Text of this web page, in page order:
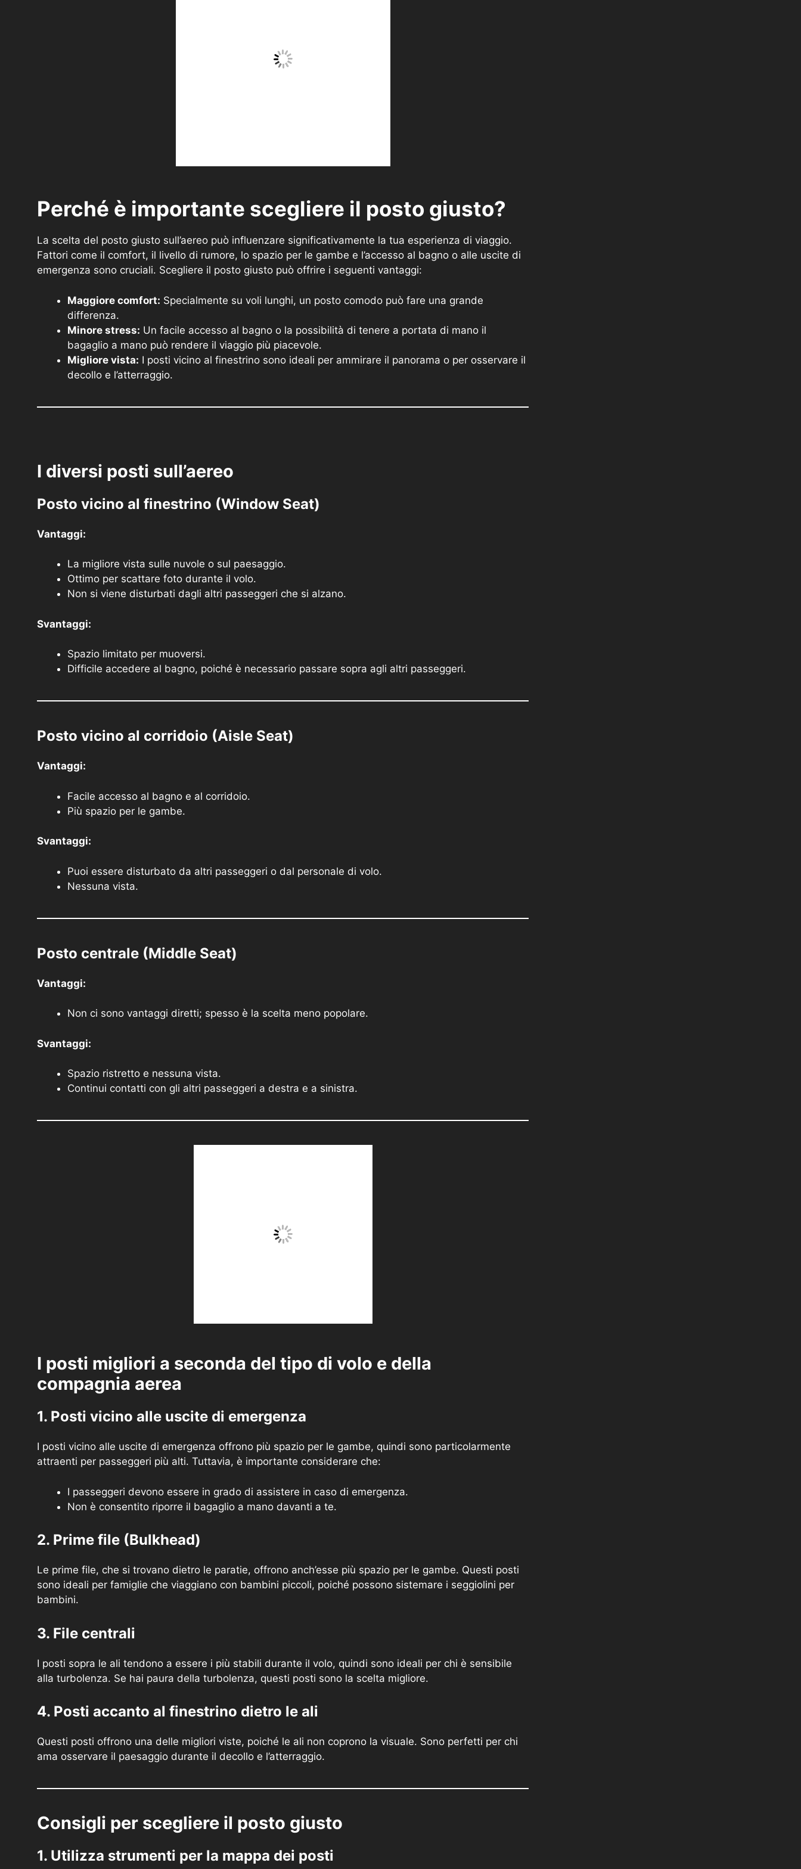
Perché è importante scegliere il posto giusto?
La scelta del posto giusto sull’aereo può influenzare significativamente la tua esperienza di viaggio.
Fattori come il comfort, il livello di rumore, lo spazio per le gambe e l’accesso al bagno o alle uscite di
emergenza sono cruciali. Scegliere il posto giusto può offrire i seguenti vantaggi:
Maggiore comfort: Specialmente su voli lunghi, un posto comodo può fare una grande
differenza.
Minore stress: Un facile accesso al bagno o la possibilità di tenere a portata di mano il
bagaglio a mano può rendere il viaggio più piacevole.
Migliore vista: I posti vicino al finestrino sono ideali per ammirare il panorama o per osservare il
decollo e l’atterraggio.
I diversi posti sull’aereo
Posto vicino al finestrino (Window Seat)
Vantaggi:
La migliore vista sulle nuvole o sul paesaggio.
Ottimo per scattare foto durante il volo.
Non si viene disturbati dagli altri passeggeri che si alzano.
Svantaggi:
Spazio limitato per muoversi.
Difficile accedere al bagno, poiché è necessario passare sopra agli altri passeggeri.
Posto vicino al corridoio (Aisle Seat)
Vantaggi:
Facile accesso al bagno e al corridoio.
Più spazio per le gambe.
Svantaggi:
Puoi essere disturbato da altri passeggeri o dal personale di volo.
Nessuna vista.
Posto centrale (Middle Seat)
Vantaggi:
Non ci sono vantaggi diretti; spesso è la scelta meno popolare.
Svantaggi:
Spazio ristretto e nessuna vista.
Continui contatti con gli altri passeggeri a destra e a sinistra.
I posti migliori a seconda del tipo di volo e della
compagnia aerea
1. Posti vicino alle uscite di emergenza
I posti vicino alle uscite di emergenza offrono più spazio per le gambe, quindi sono particolarmente
attraenti per passeggeri più alti. Tuttavia, è importante considerare che:
I passeggeri devono essere in grado di assistere in caso di emergenza.
Non è consentito riporre il bagaglio a mano davanti a te.
2. Prime file (Bulkhead)
Le prime file, che si trovano dietro le paratie, offrono anch’esse più spazio per le gambe. Questi posti
sono ideali per famiglie che viaggiano con bambini piccoli, poiché possono sistemare i seggiolini per
bambini.
3. File centrali
I posti sopra le ali tendono a essere i più stabili durante il volo, quindi sono ideali per chi è sensibile
alla turbolenza. Se hai paura della turbolenza, questi posti sono la scelta migliore.
4. Posti accanto al finestrino dietro le ali
Questi posti offrono una delle migliori viste, poiché le ali non coprono la visuale. Sono perfetti per chi
ama osservare il paesaggio durante il decollo e l’atterraggio.
Consigli per scegliere il posto giusto
1. Utilizza strumenti per la mappa dei posti